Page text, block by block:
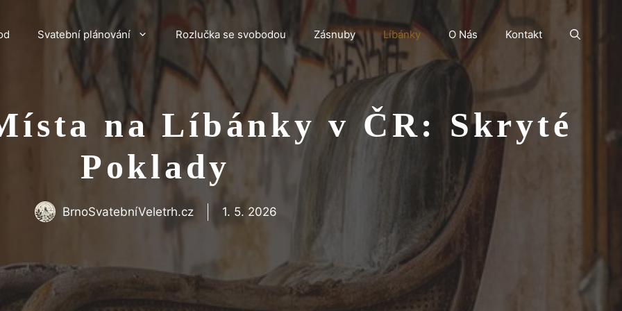
Svatební plánování Rozlučka se svobodou Zásnuby Líbánky O Nás Kontakt
na Líbánky v ČR: Skryté
Poklady
BrnoSvatebníVeletrh.cz 1. 5. 2026